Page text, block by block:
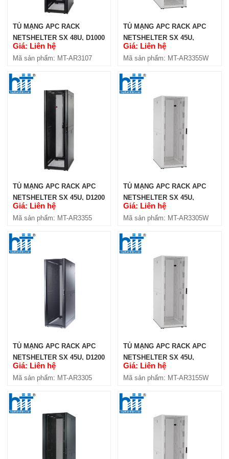
TỦ MẠNG APC RACK
NETSHELTER SX 48U, D1000
(AR3107)
Giá: Liên hệ
Mã sản phẩm: MT-AR3107
TỦ MẠNG APC RACK APC
NETSHELTER SX 45U,
D1200, CỬA LƯỚI, MÀU
TRẮNG (AR3355W)
Giá: Liên hệ
Mã sản phẩm: MT-AR3355W
TỦ MẠNG APC RACK APC
NETSHELTER SX 45U, D1200
(AR3355)
Giá: Liên hệ
Mã sản phẩm: MT-AR3355
TỦ MẠNG APC RACK APC
NETSHELTER SX 45U,
D1200, CỬA LƯỚI, MÀU
TRẮNG (AR3305W)
Giá: Liên hệ
Mã sản phẩm: MT-AR3305W
TỦ MẠNG APC RACK APC
NETSHELTER SX 45U, D1200
(AR3305)
Giá: Liên hệ
Mã sản phẩm: MT-AR3305
TỦ MẠNG APC RACK APC
NETSHELTER SX 45U,
D1000, CỬA LƯỚI, MÀU
TRẮNG (AR3155W)
Giá: Liên hệ
Mã sản phẩm: MT-AR3155W